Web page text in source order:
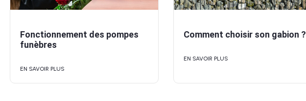
Fonctionnement des pompes
funèbres
EN SAVOIR PLUS
Comment choisir son gabion ?
EN SAVOIR PLUS